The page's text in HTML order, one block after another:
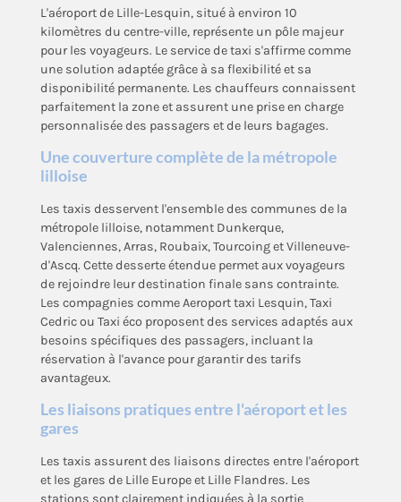
L'aéroport de Lille-Lesquin, situé à environ 10
kilomètres du centre-ville, représente un pôle majeur
pour les voyageurs. Le service de taxi s'affirme comme
une solution adaptée grâce à sa flexibilité et sa
disponibilité permanente. Les chauffeurs connaissent
parfaitement la zone et assurent une prise en charge
personnalisée des passagers et de leurs bagages.
Une couverture complète de la métropole
lilloise
Les taxis desservent l'ensemble des communes de la
métropole lilloise, notamment Dunkerque,
Valenciennes, Arras, Roubaix, Tourcoing et Villeneuve-
d'Ascq. Cette desserte étendue permet aux voyageurs
de rejoindre leur destination finale sans contrainte.
Les compagnies comme Aeroport taxi Lesquin, Taxi
Cedric ou Taxi éco proposent des services adaptés aux
besoins spécifiques des passagers, incluant la
réservation à l'avance pour garantir des tarifs
avantageux.
Les liaisons pratiques entre l'aéroport et les
gares
Les taxis assurent des liaisons directes entre l'aéroport
et les gares de Lille Europe et Lille Flandres. Les